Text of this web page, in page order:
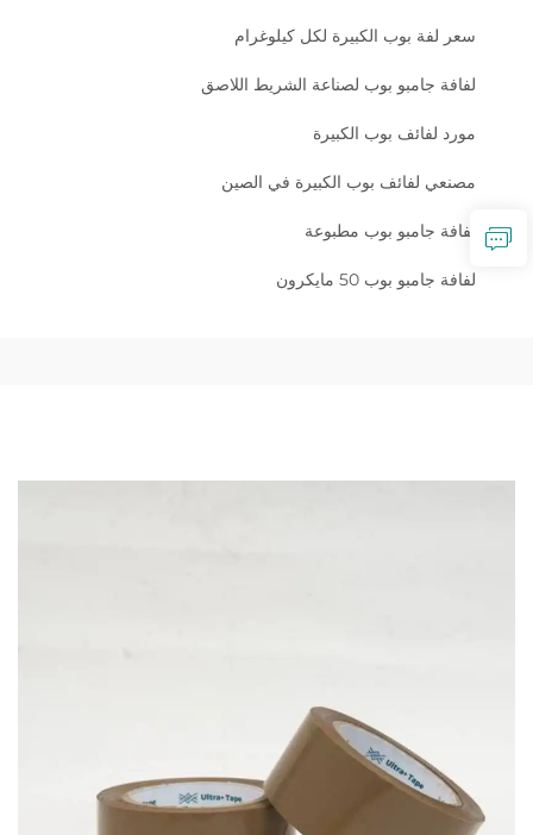
سعر لفة بوب الكبيرة لكل كيلوغرام
لفافة جامبو بوب لصناعة الشريط اللاصق
مورد لفائف بوب الكبيرة
مصنعي لفائف بوب الكبيرة في الصين
لفافة جامبو بوب مطبوعة
لفافة جامبو بوب 50 مايكرون